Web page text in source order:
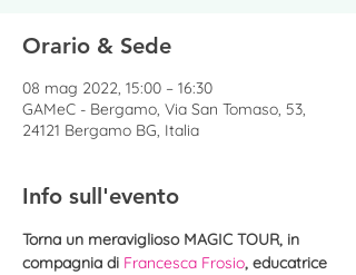
Orario & Sede
08 mag 2022, 15:00 – 16:30
GAMeC - Bergamo, Via San Tomaso, 53,
24121 Bergamo BG, Italia
Info sull'evento
Torna un meraviglioso MAGIC TOUR, in
compagnia di Francesca Frosio, educatrice